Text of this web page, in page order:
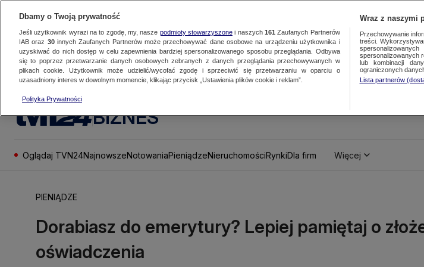
BIZNES
Oglądaj TVN24NajnowszeNotowaniaPieniądzeNieruchomościRynkiDla firm Więcej
PIENIĄDZE
Dorabiasz do emerytury? Lepiej pamiętaj o
oświadczenia
Dbamy o Twoją prywatność
Jeśli użytkownik wyrazi na to zgodę, my, nasze podmioty stowarzyszonei naszych 161 Zaufanych Partnerów
IAB oraz 30innych Zaufanych Partnerów może przechowywać dane osobowe na urządzeniu użytkownika i
uzyskiwać do nich dostęp w celu zapewnienia bardziej spersonalizowanego sposobu przeglądania. Odbywa
się to poprzez przetwarzanie danych osobowych zebranych z danych przeglądania przechowywanych w
plikach cookie. Użytkownik może udzielić/wycofać zgodę i sprzeciwić się przetwarzaniu w oparciu o
uzasadniony interes w dowolnym momencie, klikając przycisk „Ustawienia plików cookie i reklam”.
Polityka Prywatności
Wraz z naszymi
Przechowywanie
treści.
spersonalizowanych
lub kombinacji
ograniczonych
Lista partnerów